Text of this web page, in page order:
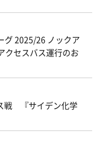
グ 2025/26 ノックア
セスバス運行のお
戦 『サイデン化学